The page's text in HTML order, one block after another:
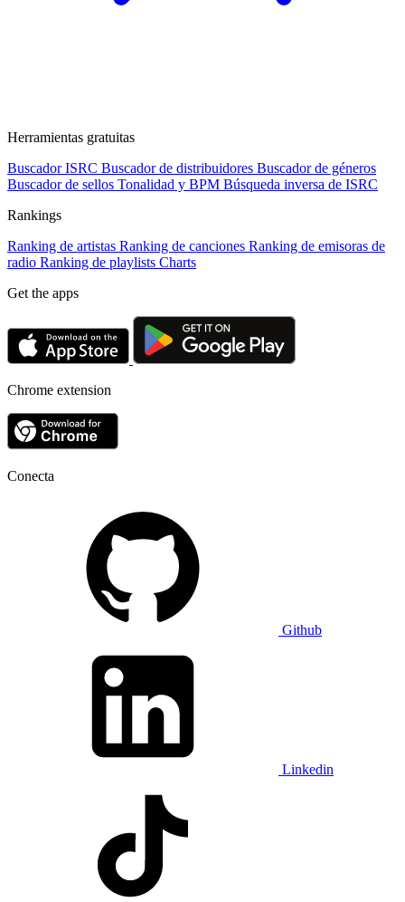
Herramientas gratuitas
Buscador ISRC Buscador de distribuidores Buscador de géneros
Buscador de sellos Tonalidad y BPM Búsqueda inversa de ISRC
Rankings
Ranking de artistas Ranking de canciones Ranking de emisoras de
radio Ranking de playlists Charts
Get the apps
Chrome extension
Conecta
Github
Linkedin